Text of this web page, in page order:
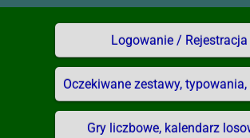
Logowanie / Rejestracja
Oczekiwane zestawy,
Gry liczbowe, kalendarz